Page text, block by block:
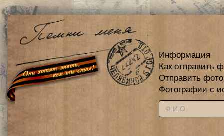
Информация
Как отправить
Отправить
Фотографии с